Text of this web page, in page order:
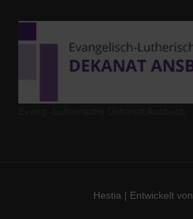
Hestia | Entwickelt von